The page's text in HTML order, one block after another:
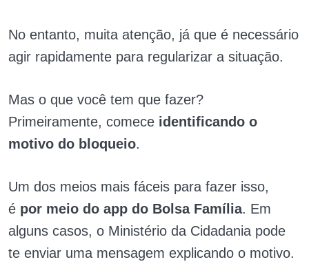
No entanto, muita atenção, já que é necessário
agir rapidamente para regularizar a situação.
Mas o que você tem que fazer?
Primeiramente, comece identificando o
motivo do bloqueio.
Um dos meios mais fáceis para fazer isso,
é por meio do app do Bolsa Família. Em
alguns casos, o Ministério da Cidadania pode
te enviar uma mensagem explicando o motivo.